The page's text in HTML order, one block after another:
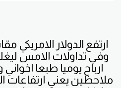
ارتفع الدولار الامريكي
وفي تداولات الامس
ارباح يوميا طبعا
ملاحظين يعني ارتفاعات